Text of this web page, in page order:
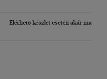
Elérhető készlet esetén akár ma